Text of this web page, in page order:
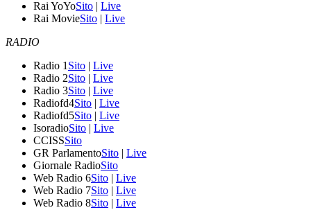
Rai YoYoSito | Live
Rai MovieSito | Live
RADIO
Radio 1 Sito | Live
Radio 2Sito | Live
Radio 3Sito | Live
Radiofd4Sito | Live
Radiofd5Sito | Live
IsoradioSito | Live
CCISSSito
GR ParlamentoSito | Live
Giornale RadioSito
Web Radio 6Sito | Live
Web Radio 7Sito | Live
Web Radio 8Sito | Live